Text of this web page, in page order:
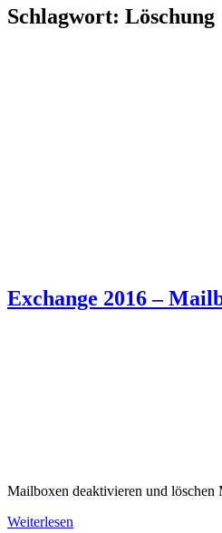
Schlagwort: Löschung
Exchange 2016 –
Mailboxen deaktivieren und
Weiterlesen